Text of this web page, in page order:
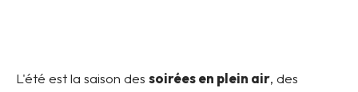
L'été est la saison des soirées en plein air, des